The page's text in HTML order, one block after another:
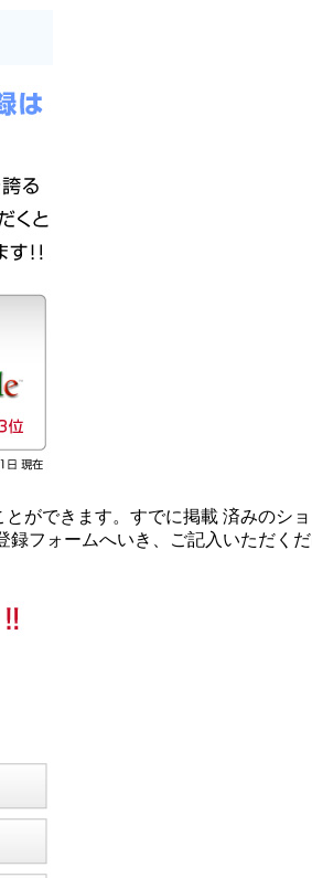
ができます。すでに掲載 済みのシ
フォームへいき、ご記入いただくだ